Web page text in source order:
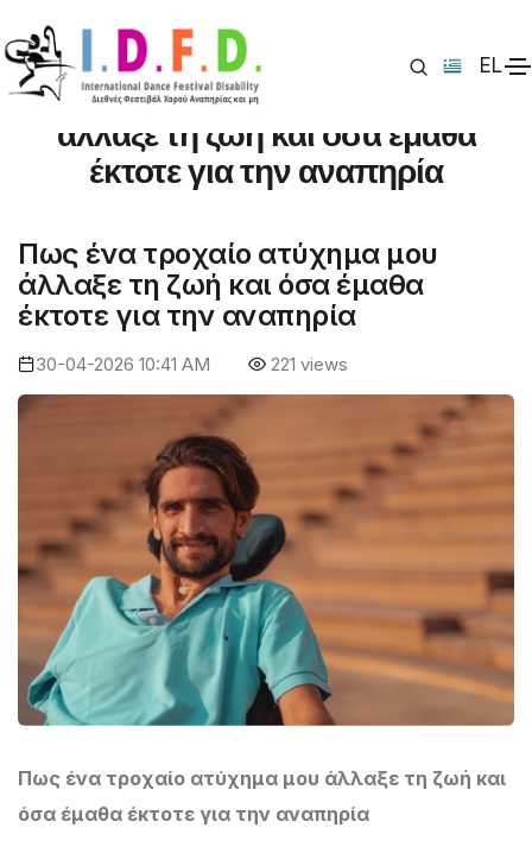
EL
Πως ένα τροχαίο ατύχημα μου
άλλαξε τη ζωή και όσα έμαθα
έκτοτε για την αναπηρία
Πως ένα τροχαίο ατύχημα μου
άλλαξε τη ζωή και όσα έμαθα
έκτοτε για την αναπηρία
30-04-2026 10:41 AM 221 views
Πως ένα τροχαίο ατύχημα μου άλλαξε τη ζωή και
όσα έμαθα έκτοτε για την αναπηρία